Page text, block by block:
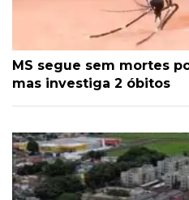
MS segue sem mortes
mas investiga 2 óbitos